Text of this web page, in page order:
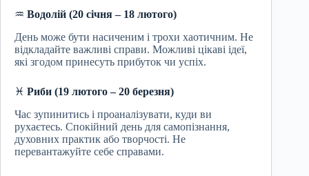
♒ Водолій (20 січня – 18 лютого)
День може бути насиченим і трохи хаотичним. Не
відкладайте важливі справи. Можливі цікаві ідеї,
які згодом принесуть прибуток чи успіх.
♓ Риби (19 лютого – 20 березня)
Час зупинитись і проаналізувати, куди ви
рухаєтесь. Спокійний день для самопізнання,
духовних практик або творчості. Не
перевантажуйте себе справами.